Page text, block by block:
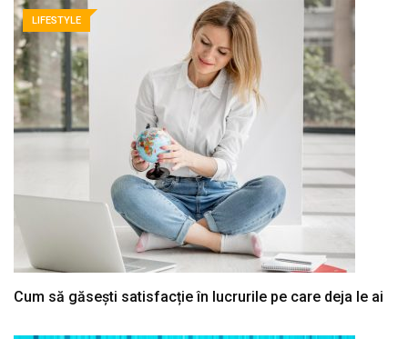
LIFESTYLE
Cum să găsești satisfacție în lucrurile pe care deja le ai